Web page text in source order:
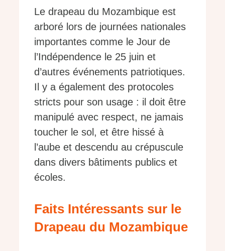
Le drapeau du Mozambique est
arboré lors de journées nationales
importantes comme le Jour de
l’Indépendence le 25 juin et
d’autres événements patriotiques.
Il y a également des protocoles
stricts pour son usage : il doit être
manipulé avec respect, ne jamais
toucher le sol, et être hissé à
l’aube et descendu au crépuscule
dans divers bâtiments publics et
écoles.
Faits Intéressants sur le
Drapeau du Mozambique